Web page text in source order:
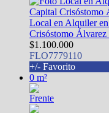
Local en Alquiler
Crisóstomo Álvarez
$1.100.000
FLO7779110
+/- Favorito
0 m²
Frente